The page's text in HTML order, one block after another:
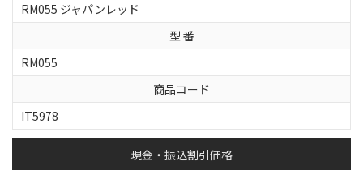
RM055 ジャパンレッド
型 番
RM055
商品コード
IT5978
現金・振込割引価格